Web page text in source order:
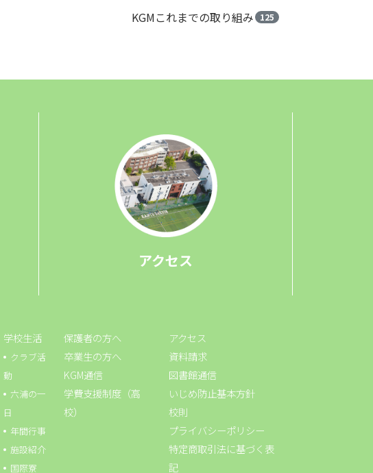
KGMこれまでの取り組み 125
アクセス
学校生活
クラブ活
動
六浦の一
日
年間行事
施設紹介
国際寮
保護者の方へ
卒業生の方へ
KGM通信
学費支援制度（高
校）
アクセス
資料請求
図書館通信
いじめ防止基本方針
校則
プライバシーポリシー
特定商取引法に基づく表
記